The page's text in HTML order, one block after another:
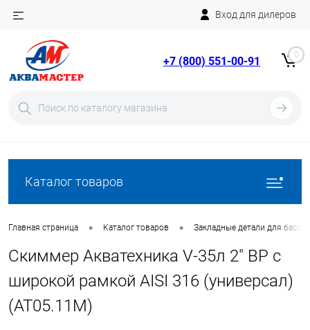
Вход для дилеров
+7 (800) 551-00-91 0
Каталог товаров
Главная страница • Каталог товаров • Закладные детали для
Скиммер Акватехника V-35л 2" ВР с
широкой рамкой AISI 316 (универсал)
(AT05.11M)